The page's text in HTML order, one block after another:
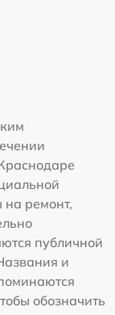
на ремонт,
публичной
и
обозначить